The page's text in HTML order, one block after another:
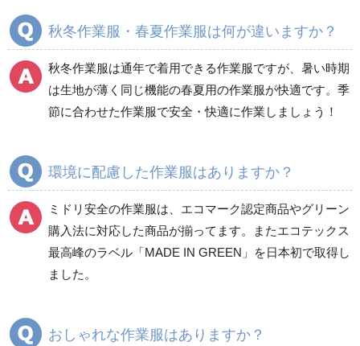
秋冬長袖
食品産業用長袖
食品産業用半袖
秋冬長袖
ワークパンツ
春夏ワークパンツ作業
ズボン
秋冬ワークパンツ作業
ズボン
カーゴパンツ
春夏カーゴパンツ作業
ズボン
ズボン
秋冬作業服・春夏作業服は何が違いますか？
秋冬作業服は通年で着用できる作業服ですが、暑い時期
は生地が薄く同じ機能の春夏用の作業服が快適です。季
節に合わせた作業服で安全・快適に作業しましょう！
環境に配慮した作業服はありますか？
ミドリ安全の作業服は、エコマーク認定商品やグリーン
購入法に対応した商品が揃ってます。またエコテックス
最高峰のラベル「MADE IN GREEN」を日本初で取得し
ました。
おしゃれな作業服はありますか？